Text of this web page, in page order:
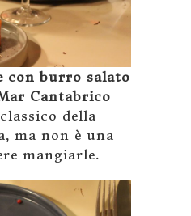
con burro salato
Cantabrico
della
ma non è una
mangiarle.